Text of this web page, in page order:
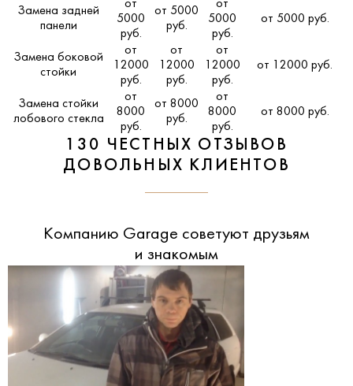
Замена задней
панели
от
5000
руб.
от 5000
руб.
от
5000
руб.
от 5000 руб.
Замена боковой
стойки
от
12000
руб.
от
12000
руб.
от
12000
руб.
от 12000 руб.
Замена стойки
лобового стекла
от
8000
руб.
от 8000
руб.
от
8000
руб.
от 8000 руб.
130 ЧЕСТНЫХ ОТЗЫВОВ
ДОВОЛЬНЫХ КЛИЕНТОВ
Компанию Garage советуют друзьям
и знакомым